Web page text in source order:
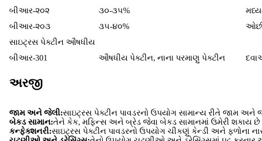
બીઆર-૨૦૨
૩૦-૩૫%
બીઆર-૨૦૩
૩૫-૪૦% ઓછી
સાઇટ્રસ પેક્ટીન ઔષધીય
બીઆર-301
ઔષધીય પેક્ટીન, નાના પરમાણુ પેક્ટીન
અરજી
જામ અને જેલી:સાઇટ્રસ પેક્ટીન પાવડરનો ઉપયોગ સામાન્ય રીતે જામ
બેકડ સામાન:તેને કેક, મફિન્સ અને બ્રેડ જેવા બેકડ સામાનમાં ઉમેરી શકાય
કન્ફેક્શનરી:સાઇટ્રસ પેક્ટીન પાવડરનો ઉપયોગ ચીકણું કેન્ડી અને ફળોના